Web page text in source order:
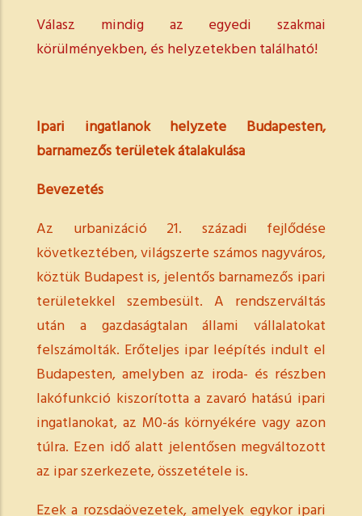
Válasz mindig az egyedi szakmai
körülményekben, és helyzetekben található!
Ipari ingatlanok helyzete Budapesten,
barnamezős területek átalakulása
Bevezetés
Az urbanizáció 21. századi fejlődése
következtében, világszerte számos nagyváros,
köztük Budapest is, jelentős barnamezős ipari
területekkel szembesült. A rendszerváltás
után a gazdaságtalan állami vállalatokat
felszámolták. Erőteljes ipar leépítés indult el
Budapesten, amelyben az iroda- és részben
lakófunkció kiszorította a zavaró hatású ipari
ingatlanokat, az M0-ás környékére vagy azon
túlra. Ezen idő alatt jelentősen megváltozott
az ipar szerkezete, összetétele is.
Ezek a rozsdaövezetek, amelyek egykor ipari